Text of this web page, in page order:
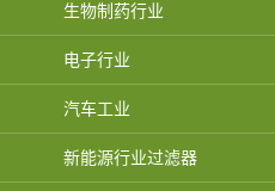
生物制药行业
电子行业
汽车工业
新能源行业过滤器